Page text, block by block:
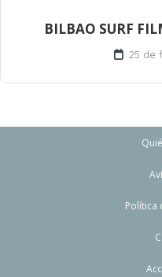
BILBAO SURF
25 de
Política